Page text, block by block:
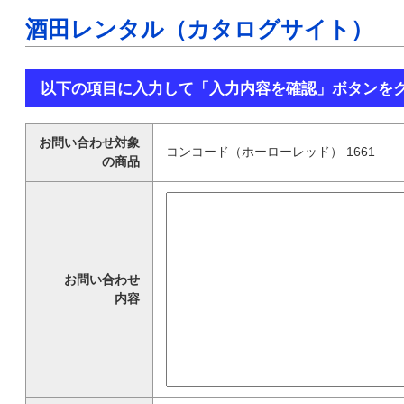
酒田レンタル（カタログサイト）
以下の項目に入力して「入力内容を確認」ボタンを
お問い合わせ対象
の商品
コンコード（ホーローレッド） 1661
お問い合わせ
内容